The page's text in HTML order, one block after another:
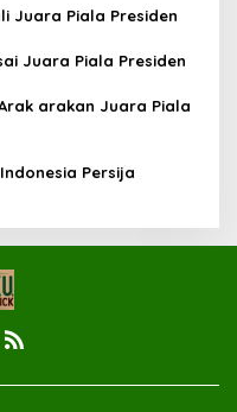
Juara Piala Presiden
Juara Piala Presiden
arakan Juara Piala
Persija